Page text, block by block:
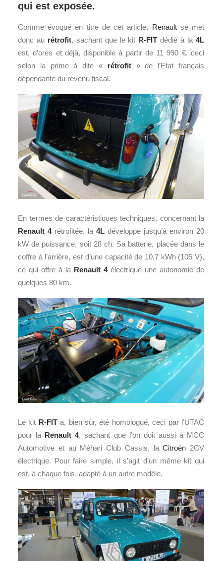
qui est exposée.
Comme évoqué en titre de cet article, Renaultse met
donc au rétrofit, sachant que le kit R-FIT dédié à la4L
est, d’ores et déjà, disponible à partir de 11 990 €, ceci
selon la prime à dite « rétrofit» de l’Etat français
dépendante du revenu fiscal.
En termes de caractéristiques techniques, concernant la
Renault 4rétrofitée, la 4L développe jusqu’à environ 20
kW de puissance, soit 28 ch. Sa batterie, placée dans le
coffre à l’arrière, est d’une capacité de 10,7 kWh (105 V),
ce qui offre à la Renault 4électrique une autonomie de
quelques 80 km.
Le kit R-FITa, bien sûr, été homologué, ceci par l’UTAC
pour la Renault 4, sachant que l’on doit aussi à MCC
Automotive et au Méhari Club Cassis, laCitroën 2CV
électrique. Pour faire simple, il s’agit d’un même kit qui
est, à chaque fois, adapté à un autre modèle.